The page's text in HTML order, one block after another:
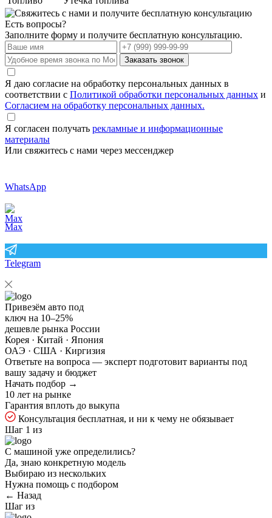
Есть вопросы?
Заполните форму и получите бесплатную консультацию.
Заказать звонок
Я даю согласие на обработку персональных данных в
соответствии с Политикой обработки персональных данных и
Согласием на обработку персональных данных.
Я согласен получать рекламные и информационные
материалы
Или свяжитесь с нами через мессенджер
WhatsApp
Max
Telegram
Привезём авто под
ключ на 10–25%
дешевле рынка России
Корея · Китай · Япония
ОАЭ · США · Киргизия
Ответьте на вопроса — эксперт подготовит варианты под
вашу задачу и бюджет
Начать подбор →
10 лет на рынке
Гарантия вплоть до выкупа
Консультация бесплатная, и ни к чему не обязывает
Шаг 1 из
С машиной уже определились?
Да, знаю конкретную модель
Выбираю из нескольких
Нужна помощь с подбором
← Назад
Шаг из